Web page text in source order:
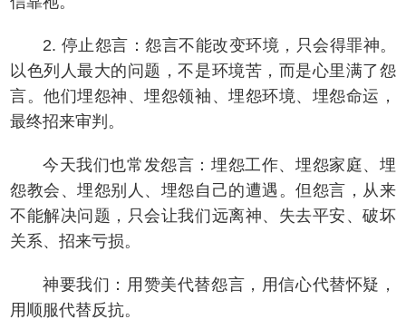
2. 停止怨言：怨言不能改变环境，只会得罪神。
以色列人最大的问题，不是环境苦，而是心里满了怨
言。他们埋怨神、埋怨领袖、埋怨环境、埋怨命运，
最终招来审判。
今天我们也常发怨言：埋怨工作、埋怨家庭、埋
怨教会、埋怨别人、埋怨自己的遭遇。但怨言，从来
不能解决问题，只会让我们远离神、失去平安、破坏
关系、招来亏损。
神要我们：用赞美代替怨言，用信心代替怀疑，
用顺服代替反抗。